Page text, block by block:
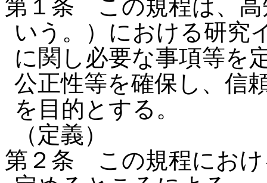
第１条 この規程は、高
いう。）における研究
に関し必要な事項等を
公正性等を確保し、信
を目的とする。
（定義）
第２条 この規程におけ